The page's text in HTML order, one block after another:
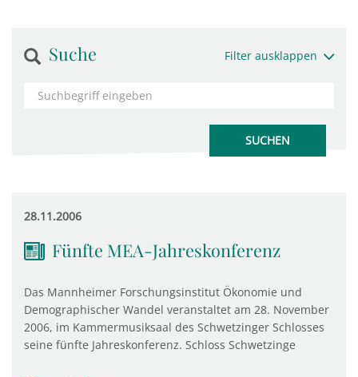
Suche Filter ausklappen
28.11.2006
Fünfte MEA-Jahreskonferenz
Das Mannheimer Forschungsinstitut Ökonomie und
Demographischer Wandel veranstaltet am 28. November
2006, im Kammermusiksaal des Schwetzinger Schlosses
seine fünfte Jahreskonferenz. Schloss Schwetzinge